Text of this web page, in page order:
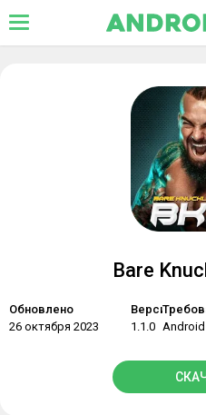
Bare
Обновлено
26 октября 2023
Версия
1.1.0 Android